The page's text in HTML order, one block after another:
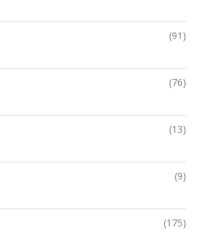
(91)
(76)
(13)
(9)
(175)